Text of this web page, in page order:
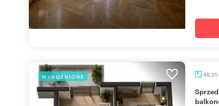
WYRÓŻNIONE 46,21
Sprzedam 2-pokojowe mieszkanie 46 m² z